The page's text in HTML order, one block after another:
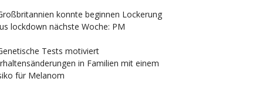
konnte beginnen Lockerung
lockdown nächste Woche: PM
Tests motiviert
in Familien mit einem
für Melanom